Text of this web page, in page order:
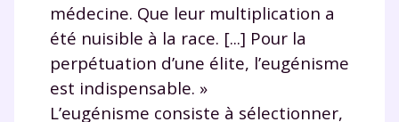
médecine. Que leur multiplication a
été nuisible à la race. [...] Pour la
perpétuation d’une élite, l’eugénisme
est indispensable. »
L’eugénisme consiste à sélectionner,